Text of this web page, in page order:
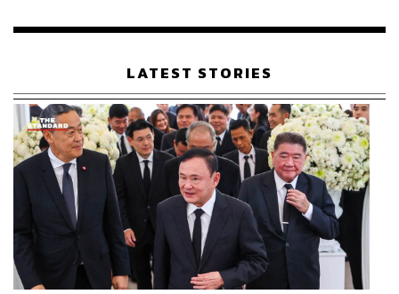
TAGS: รถไฟฟ้า BTS ประชาชน Countdown
ชิดลม
นักท่องเที่ยว
Central World
เทศกาลปีใหม่
กองบัญชาการตำรวจนครบาล
ขนส่งสาธารณะ
ถนนราชดำริ
รถไฟฟ้า MRT
เรือนไทยที่ถูกซุกไว้
LATEST STORIES